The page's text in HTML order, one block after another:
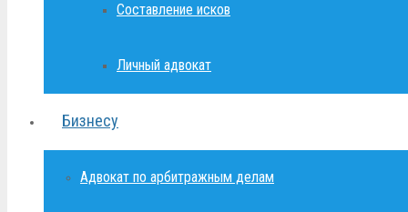
Составление исков
Личный адвокат
Бизнесу
Адвокат по арбитражным делам